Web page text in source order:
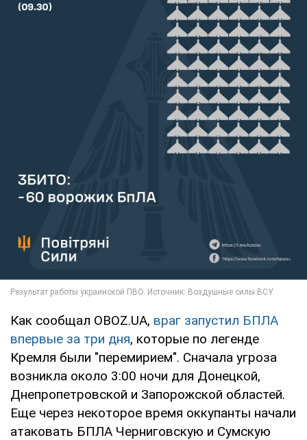
Как сообщал OBOZ.UA, враг запустил БПЛА
впервые за три дня, которые по легенде
Кремля были "перемирием". Сначала угроза
возникла около 3:00 ночи для Донецкой,
Днепропетровской и Запорожской областей.
Еще через некоторое время оккупанты начали
атаковать БПЛА Черниговскую и Сумскую